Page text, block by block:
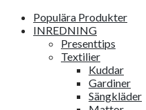
Populära Produkter
INREDNING
Presenttips
Textilier
Kuddar
Gardiner
Sängkläder